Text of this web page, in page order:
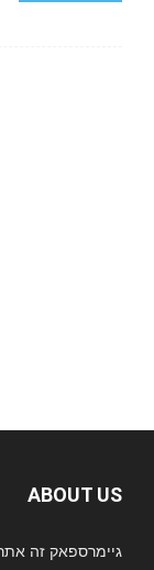
ABOUT US
גיימרספאק זה